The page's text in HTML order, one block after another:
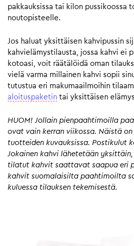
pakkauksissa tai kilon pussikoossa
noutopisteelle.
Jos haluat yksittäisen kahvipussin
kahvielämystilausta, jossa kahvi ei
kotoasi, voit räätälöidä oman
vielä varma millainen kahvi sopii
tutustua eri makumaailmoihin
aloituspaketin tai yksittäisen
HUOM! Jollain pienpaahtimoilla
ovat vain kerran viikossa. Näistä
tuotteiden kuvauksissa. Postikulut
Jokainen kahvi lähetetään
tilatut kahvit saattavat saapua eri
kahvit suomalaisilta paahtimoilta
kuluessa tilauksen tekemisestä.